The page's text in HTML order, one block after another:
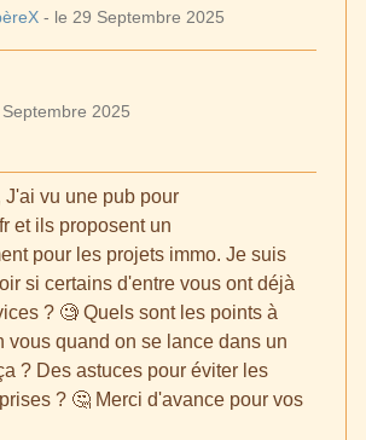
- le 29 Septembre 2025
2025
J'ai vu une pub pour
et ils proposent un
pour les projets immo. Je suis
si certains d'entre vous ont déjà
? 🧐 Quels sont les points à
vous quand on se lance dans un
? Des astuces pour éviter les
? 🤔 Merci d'avance pour vos